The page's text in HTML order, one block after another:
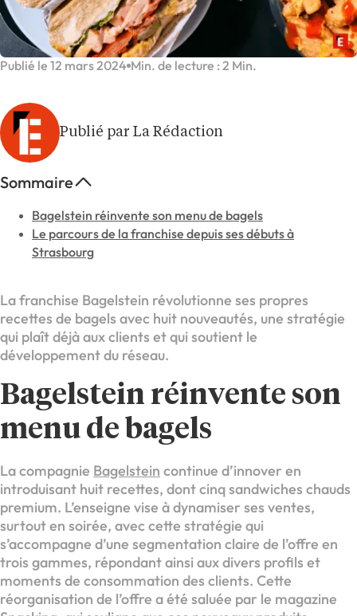
Publié le 12 mars 2024 Min. de lecture : 2 Min.
Publié par La Rédaction
Sommaire
Bagelstein réinvente son menu de bagels
Le parcours de la franchise depuis ses débuts à
Strasbourg
La franchise Bagelstein révolutionne ses propres
recettes de bagels avec huit nouveautés, une stratégie
qui plaît déjà aux clients et qui soutient le
développement du réseau.
Bagelstein réinvente son
menu de bagels
La compagnie Bagelstein continue d’innover en
introduisant huit recettes, dont cinq sandwiches chauds
premium. L’enseigne vise à dynamiser ses ventes,
surtout en soirée, avec cette stratégie qui
s’accompagne d’une segmentation claire de l’offre en
trois gammes, répondant ainsi aux divers profils et
moments de consommation des clients. Cette
réorganisation de l’offre a été saluée par le magazine